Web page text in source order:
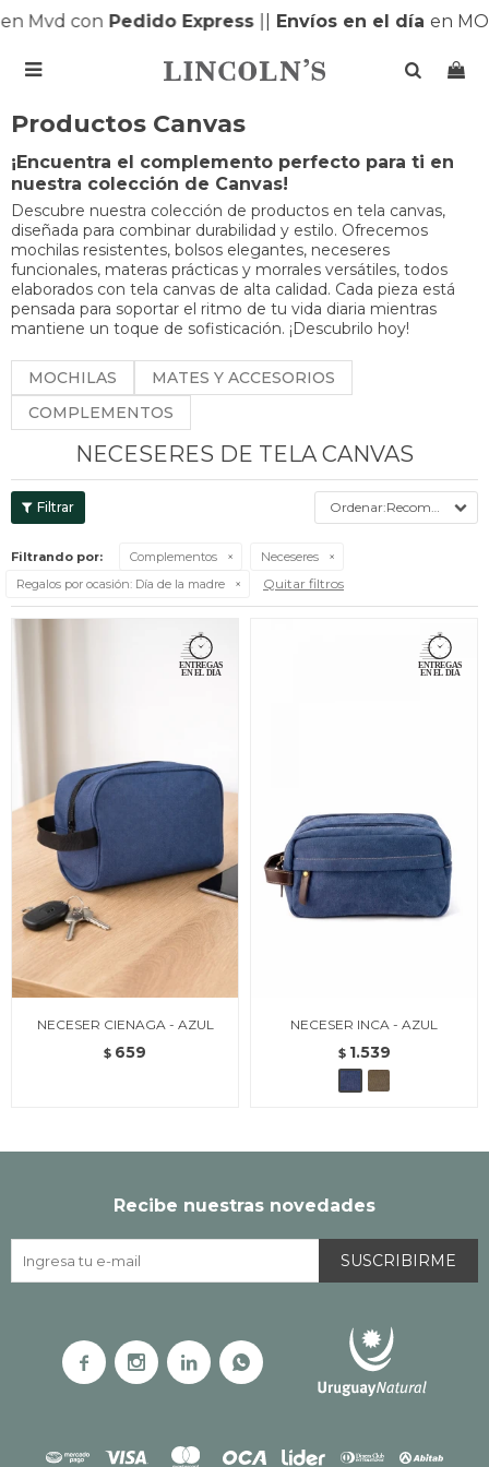
Mvd conPedido Express| Envíos en el díaen

Productos Canvas
¡Encuentra el complemento perfecto para ti en
nuestra colección de Canvas!
Descubre nuestra colección de productos en tela canvas,
diseñada para combinar durabilidad y estilo. Ofrecemos
mochilas resistentes, bolsos elegantes, neceseres
funcionales, materas prácticas y morrales versátiles, todos
elaborados con tela canvas de alta calidad. Cada pieza está
pensada para soportar el ritmo de tu vida diaria mientras
mantiene un toque de sofisticación. ¡Descubrilo hoy!
MOCHILAS
MATES Y ACCESORIOS
COMPLEMENTOS
NECESERES DE TELA CANVAS
Recomendados
Filtrando por: Complementos
Neceseres
Regalos por ocasión: Día de la madre Quitar filtros
NECESER CIENAGA - AZUL
$ 659
NECESER INCA - AZUL
$ 1.539
Recibe nuestras novedades
SUSCRIBIRME
   